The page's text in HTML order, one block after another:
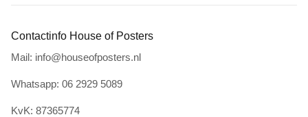
Contactinfo House of Posters
Mail: info@houseofposters.nl
Whatsapp: 06 2929 5089
KvK: 87365774